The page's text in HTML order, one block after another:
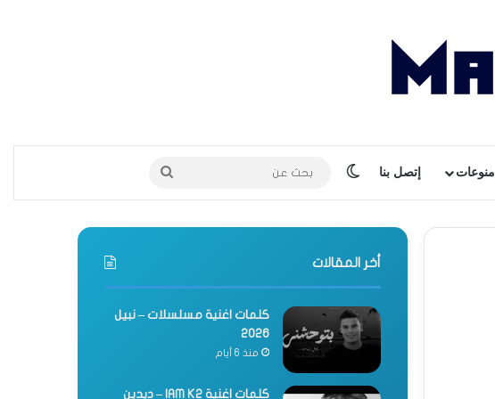
منوعات إتصل بنا الوضع المظلم بحث
عن
أخر المقالات
كلمات اغنية مسلسلات – نبيل
2026
منذ 6 أيام
كلمات اغنية IAM K2 – ديدين